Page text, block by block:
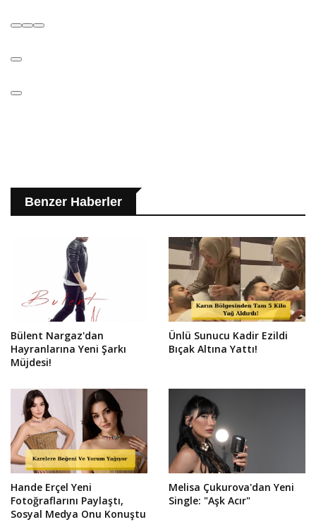
Benzer Haberler
Bülent Nargaz'dan
Hayranlarına Yeni Şarkı
Müjdesi!
Ünlü Sunucu Kadir Ezildi
Bıçak Altına Yattı!
Hande Erçel Yeni
Fotoğraflarını Paylaştı,
Sosyal Medya Onu Konuştu
Melisa Çukurova'dan Yeni
Single: "Aşk Acır"